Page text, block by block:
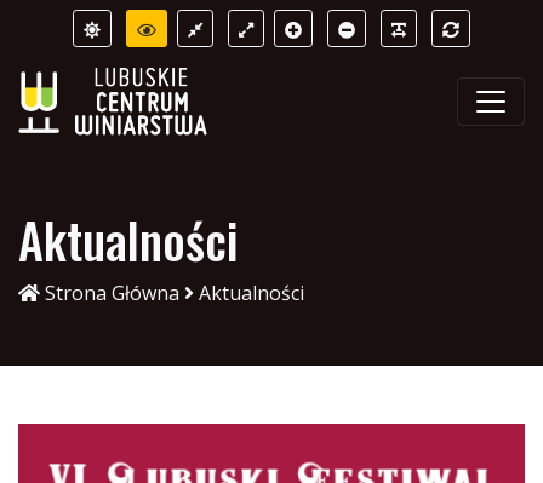
Aktualności
Strona Główna Aktualności